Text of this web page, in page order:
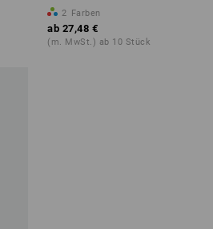
2 Farben
ab 27,48 €
(m. MwSt.) ab 10 Stück